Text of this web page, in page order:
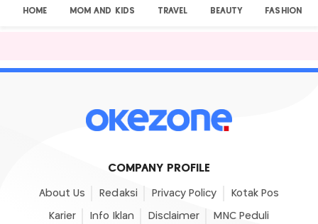
HOME MOM AND KIDS TRAVEL BEAUTY FASHION
COMPANY PROFILE
About Us Redaksi Privacy Policy Kotak Pos
Karier Info Iklan Disclaimer MNC Peduli